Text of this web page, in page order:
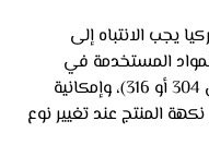
يجب الانتباه إلى
المستخدمة في
التصنيع (مثل الستانلس ستيل الغذائي 304 أو 316)، وإمكانية
المنتج عند تغيير نوع